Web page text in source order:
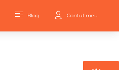
Blog Contul meu